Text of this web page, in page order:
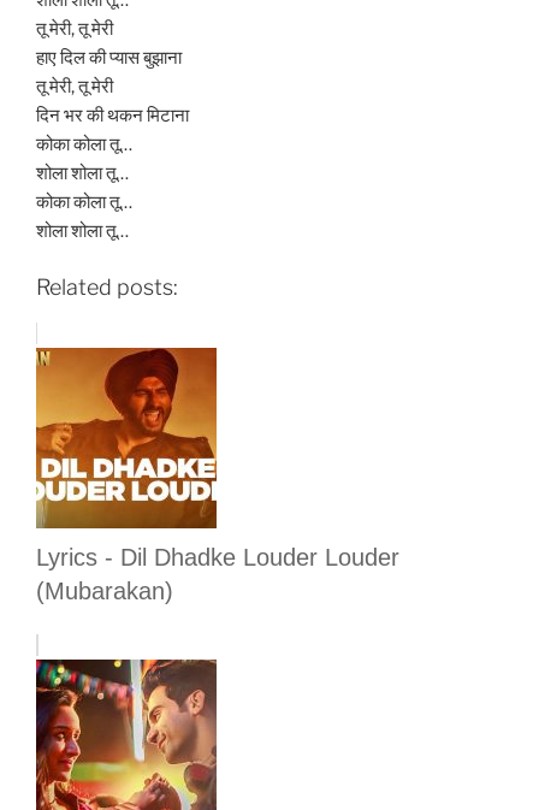
तू मेरी, तू मेरी
हाए दिल की प्यास बुझाना
तू मेरी, तू मेरी
दिन भर की थकन मिटाना
कोका कोला तू…
शोला शोला तू…
कोका कोला तू…
शोला शोला तू…
Related posts:
Lyrics - Dil Dhadke Louder Louder
(Mubarakan)